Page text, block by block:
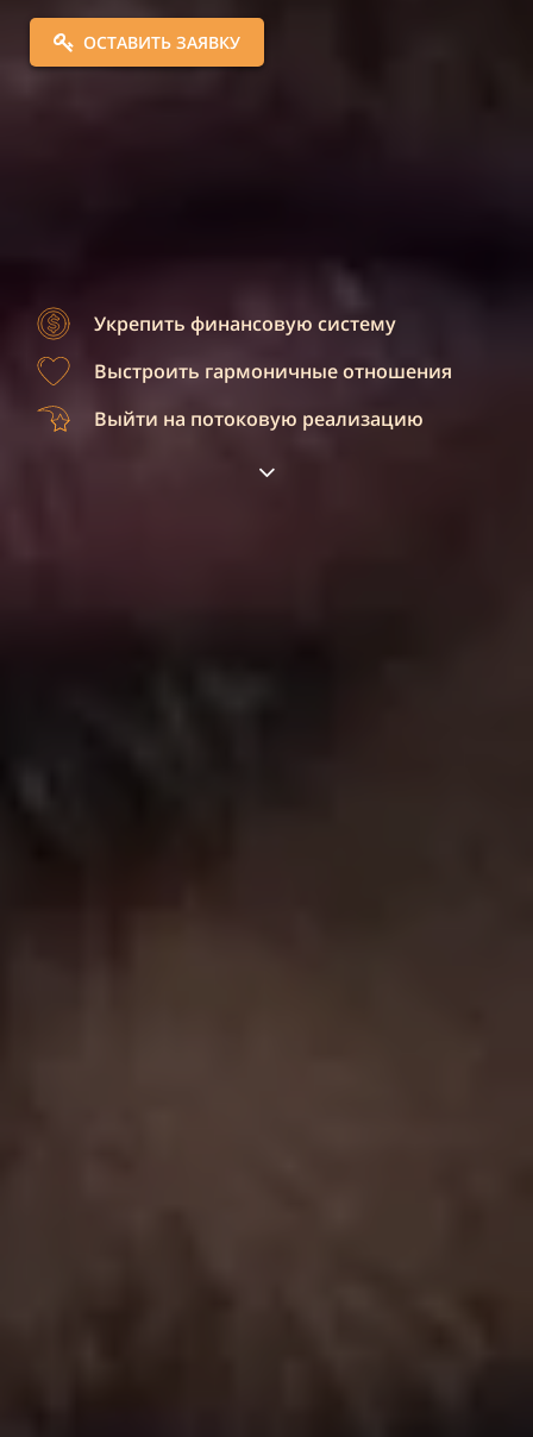
ОСТАВИТЬ ЗАЯВКУ
Укрепить финансовую систему
Выстроить гармоничные отношения
Выйти на потоковую реализацию